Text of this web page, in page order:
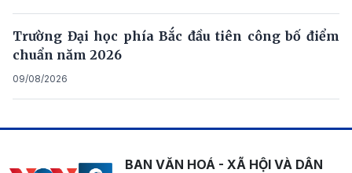
Trường Đại học phía Bắc đầu tiên công bố điểm
chuẩn năm 2026
09/08/2026
BAN VĂN HOÁ - XÃ HỘI VÀ DÂN